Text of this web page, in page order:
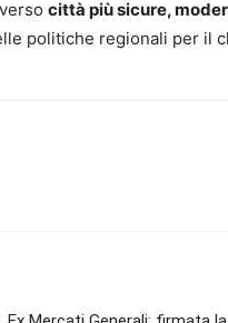
città più sicure,
politiche regionali per il